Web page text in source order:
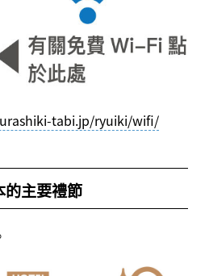
tabi.jp/ryuiki/wifi/
的主要禮節